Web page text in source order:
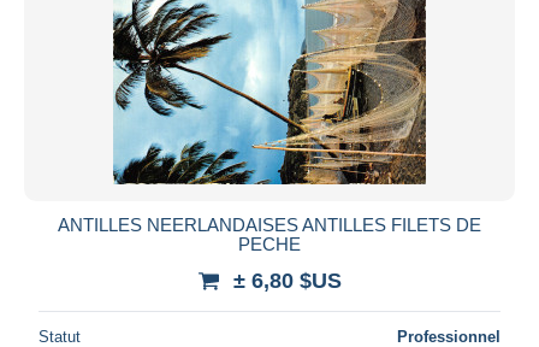
ANTILLES NEERLANDAISES ANTILLES FILETS DE
PECHE
± 6,80 $US
Statut Professionnel